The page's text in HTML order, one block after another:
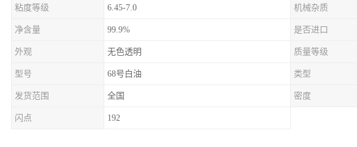
粘度等级 6.45-7.0 机械杂质
净含量 99.9% 是否进口
外观 无色透明 质量等级
型号 68号白油 类型
发货范围 全国 密度
闪点 192